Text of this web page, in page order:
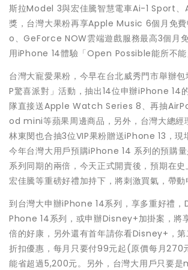
斯拉Model 3與宏佳騰智慧電車Ai-1 Sport
獎，台灣大果粉再享Apple Music 6個月免
o、GeForce NOW雲端遊戲服務最高3個月
用iPhone 14體驗「Open Possible能所不能
台灣大寵愛果粉，今早在台北威秀門市舉辦
P驚喜派對」活動，抽出14位申辦iPhone 14
隊直接送Apple Watch Series 8、再抽
od mini等蘋果周邊商品，另外，台灣大總經
林東閔也合抽3位VIP果粉贈送iPhone 13，現
今年台灣大用戶預購iPhone 14 系列的預購
系列同期的兩倍，今天正式開賣後，預期在史
宏佳騰等重磅好禮加持下，將刺激買氣，帶動
到台灣大申辦iPhone 14系列，享多重好禮
Phone 14系列，或申辦Disney+加掛案，將
倍的好康，另外還有首年請你看Disney+，
折扣優惠，每月只要付99元起(原價每月270
能省超過5,200元。另外，台灣大用戶只要